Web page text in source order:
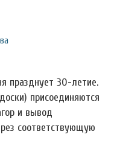
празднует 30-летие.
присоединяются
и вывод
соответствующую